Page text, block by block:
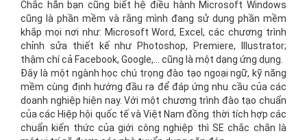
Chắc hẳn bạn cũng biết hệ điều hành Microsoft Windows
cũng là phần mềm và rằng mình đang sử dụng phần mềm
khắp mọi nơi như: Microsoft Word, Excel, các chương trình
chỉnh sửa thiết kế như Photoshop, Premiere, Illustrator;
thậm chí cả Facebook, Google,… cũng là một dạng ứng dụng.
Đây là một ngành học chú trọng đào tạo ngoại ngữ, kỹ năng
mềm cùng định hướng đầu ra để đáp ứng nhu cầu của các
doanh nghiệp hiện nay. Với một chương trình đào tạo chuẩn
của các Hiệp hội quốc tế và Việt Nam đồng thời tích hợp các
chuẩn kiến thức của giới công nghiệp thì SE chắc chắn là